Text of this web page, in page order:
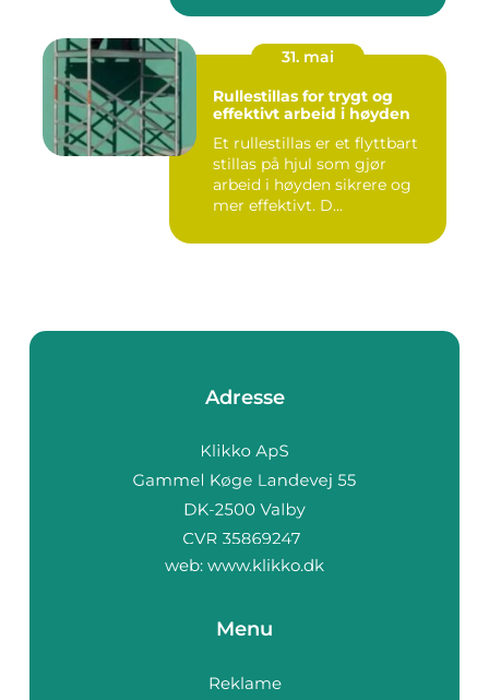
31. mai
Rullestillas for trygt og
effektivt arbeid i høyden
Et rullestillas er et flyttbart
stillas på hjul som gjør
arbeid i høyden sikrere og
mer effektivt. D...
Adresse
web: www.klikko.dk
Menu
Reklame